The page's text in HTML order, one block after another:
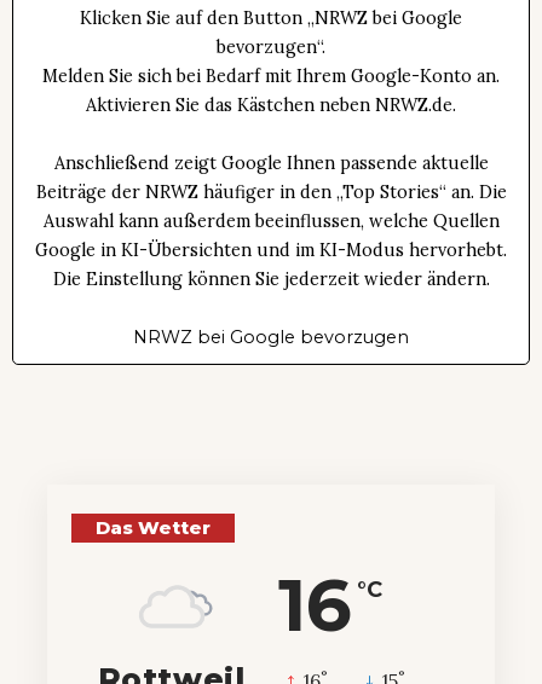
Klicken Sie auf den Button „NRWZ bei Google
bevorzugen“.
Melden Sie sich bei Bedarf mit Ihrem Google-Konto an.
Aktivieren Sie das Kästchen neben NRWZ.de.
Anschließend zeigt Google Ihnen passende aktuelle
Beiträge der NRWZ häufiger in den „Top Stories“ an. Die
Auswahl kann außerdem beeinflussen, welche Quellen
Google in KI-Übersichten und im KI-Modus hervorhebt.
Die Einstellung können Sie jederzeit wieder ändern.
NRWZ bei Google bevorzugen
Das Wetter
16 °C
° °